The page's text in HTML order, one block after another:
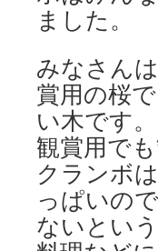
ました。
みなさん
賞用の桜
い木です
観賞用で
クランボ
っぱいの
ないとい